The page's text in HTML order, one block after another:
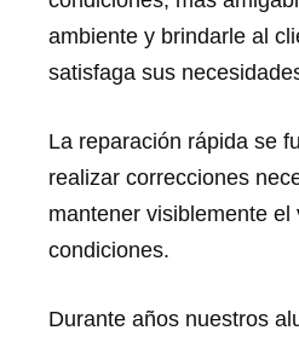
ambiente y brindarle al
satisfaga sus
La reparación rápida se
realizar correcciones
mantener visiblemente
condiciones.
Durante años nuestros